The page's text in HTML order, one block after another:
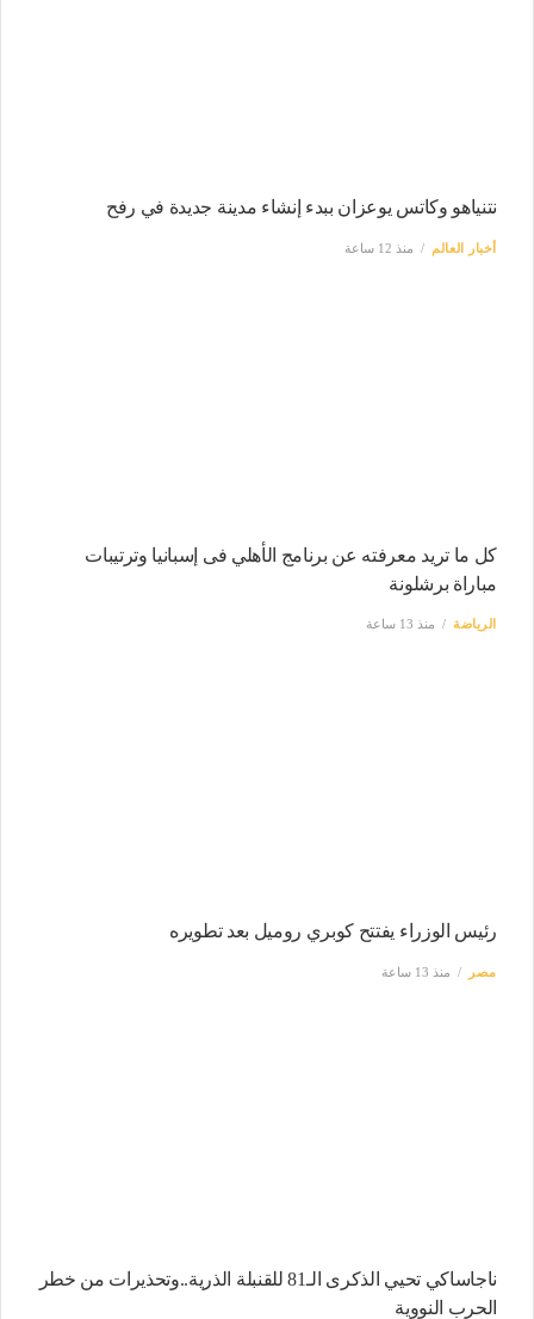
نتنياهو وكاتس يوعزان ببدء إنشاء مدينة جديدة في رفح
أخبار العالم منذ 12 ساعة
كل ما تريد معرفته عن برنامج الأهلي فى إسبانيا وترتيبات
مباراة برشلونة
الرياضة منذ 13 ساعة
رئيس الوزراء يفتتح كوبري روميل بعد تطويره
مصر منذ 13 ساعة
ناجاساكي تحيي الذكرى الـ81 للقنبلة الذرية..وتحذيرات من خطر
الحرب النووية